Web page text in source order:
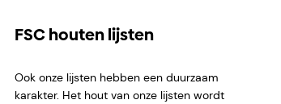
FSC houten lijsten
Ook onze lijsten hebben een duurzaam
karakter. Het hout van onze lijsten wordt